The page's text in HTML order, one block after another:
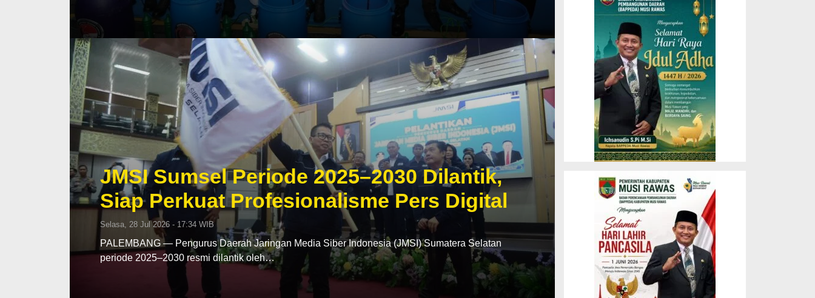
JMSI Sumsel Periode 2025–2030 Dilantik,
Siap Perkuat Profesionalisme Pers Digital
Selasa, 28 Jul 2026 - 17:34 WIB
PALEMBANG — Pengurus Daerah Jaringan Media Siber Indonesia (JMSI) Sumatera Selatan
periode 2025–2030 resmi dilantik oleh…